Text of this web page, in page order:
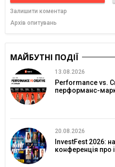
Залишити коментар
Архів опитувань
МАЙБУТНІ ПОДІЇ
13.08.2026
Performance vs.
перформанс-
20.08.2026
InvestFest 2026:
конференція про